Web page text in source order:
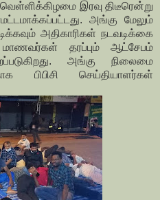
இரவு திடீரென்று
அங்கு மேலும்
அதிகாரிகள் நடவடிக்கை
மாணவர்கள் தரப்பும் ஆட்சேபம்
அங்கு நிலைமை
பிபிசி செய்தியாளர்கள்